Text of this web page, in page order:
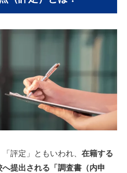
評定」ともいわれ、 在籍する
提出される「調査書（内申